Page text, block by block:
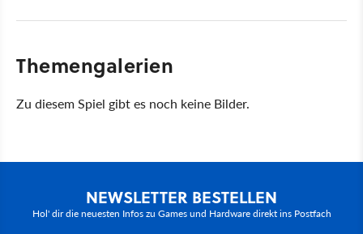
Themengalerien
Zu diesem Spiel gibt es noch keine Bilder.
NEWSLETTER BESTELLEN
Hol' dir die neuesten Infos zu Games und Hardware direkt ins Postfach